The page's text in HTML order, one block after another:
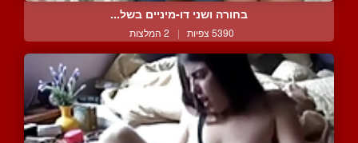
בחורה ושני דו-מיניים בשל...
5390 צפיות | 2 המלצות